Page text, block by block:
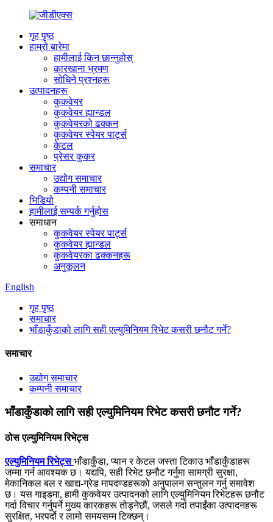
गृह पृष्ठ
हाम्रो बारेमा
हामीलाई किन छान्नुहोस्
कारखाना भ्रमण
सोधिने प्रश्नहरू
उत्पादनहरू
कुकवेयर
कुकवेयर ह्यान्डल
कुकवेयरको ढक्कन
कुकवेयर स्पेयर पार्ट्स
केटल
प्रेसर कुकर
समाचार
उद्योग समाचार
कम्पनी समाचार
भिडियो
हामीलाई सम्पर्क गर्नुहोस
समाधान
कुकवेयर स्पेयर पार्ट्स
कुकवेयर ह्यान्डल
कुकवेयरका ढक्कनहरू
अनुकूलन
English
गृह पृष्ठ
समाचार
भाँडाकुँडाको लागि सही एल्युमिनियम रिभेट कसरी छनौट गर्ने?
समाचार
उद्योग समाचार
कम्पनी समाचार
भाँडाकुँडाको लागि सही एल्युमिनियम रिभेट कसरी छनौट गर्ने?
ठोस एल्युमिनियम रिभेट्स
एल्युमिनियम रिभेट्स भाँडाकुँडा, प्यान र केटल जस्ता टिकाउ भाँडाकुँडाहरू
जम्मा गर्न आवश्यक छ। यद्यपि, सही रिभेट छनौट गर्नुमा सामग्री सुरक्षा,
मेकानिकल बल र खाद्य-ग्रेड मापदण्डहरूको अनुपालन सन्तुलन गर्नु समावेश
छ। यस गाइडमा, हामी कुकवेयर उत्पादनको लागि एल्युमिनियम रिभेटहरू छनौट
गर्दा विचार गर्नुपर्ने मुख्य कारकहरू तोड्नेछौं, जसले गर्दा तपाईंका उत्पादनहरू
सुरक्षित, भरपर्दो र लामो समयसम्म टिक्छन्।